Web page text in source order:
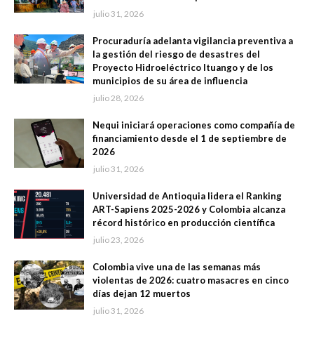
julio 31, 2026
Procuraduría adelanta vigilancia preventiva a
la gestión del riesgo de desastres del
Proyecto Hidroeléctrico Ituango y de los
municipios de su área de influencia
julio 28, 2026
Nequi iniciará operaciones como compañía de
financiamiento desde el 1 de septiembre de
2026
julio 31, 2026
Universidad de Antioquia lidera el Ranking
ART-Sapiens 2025-2026 y Colombia alcanza
récord histórico en producción científica
julio 23, 2026
Colombia vive una de las semanas más
violentas de 2026: cuatro masacres en cinco
días dejan 12 muertos
julio 31, 2026